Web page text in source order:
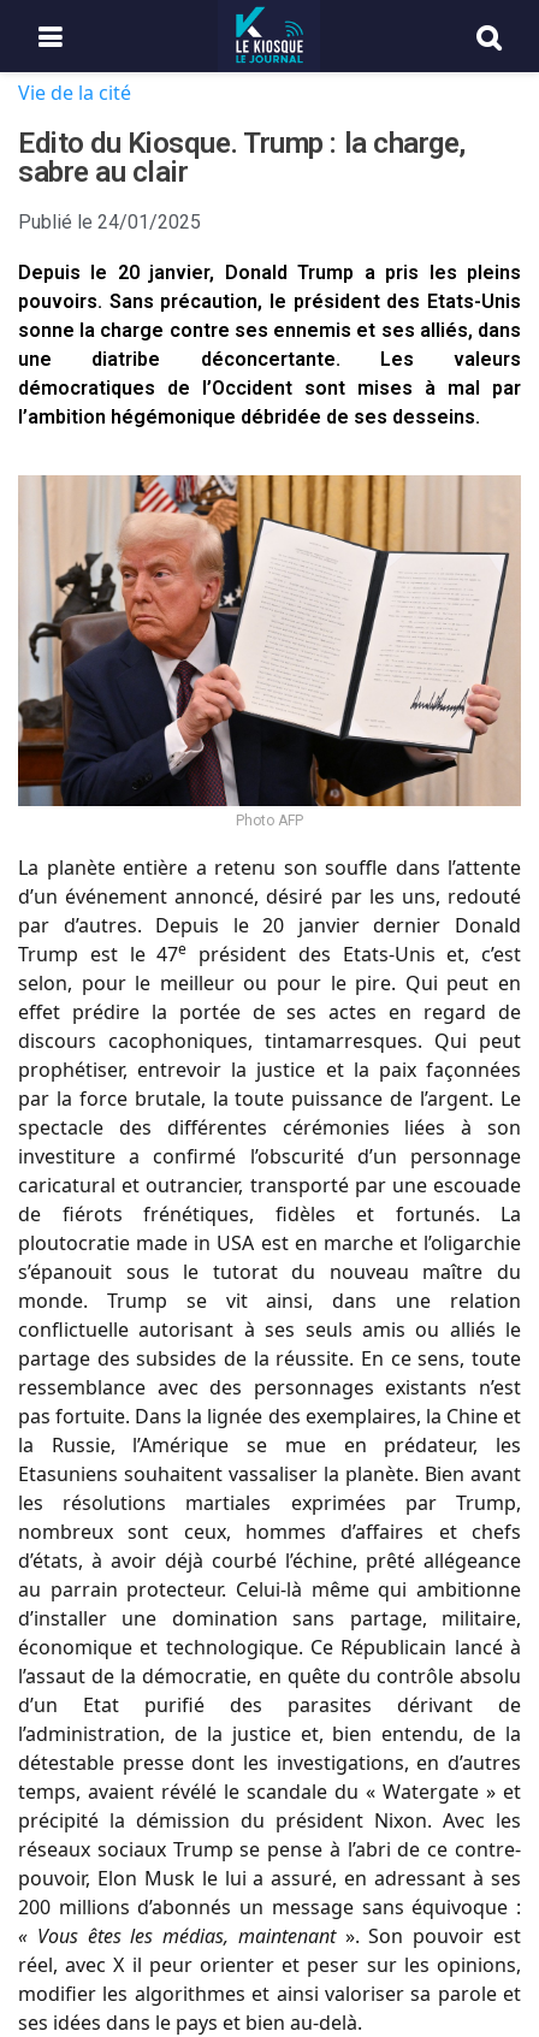
Vie de la cité
Edito du Kiosque. Trump : la charge,
sabre au clair
Publié le 24/01/2025
Depuis le 20 janvier, Donald Trump a pris les pleins
pouvoirs. Sans précaution, le président des Etats-Unis
sonne la charge contre ses ennemis et ses alliés, dans
une diatribe déconcertante. Les valeurs
démocratiques de l’Occident sont mises à mal par
l’ambition hégémonique débridée de ses desseins.
Photo AFP
La planète entière a retenu son souffle dans l’attente
d’un événement annoncé, désiré par les uns, redouté
par d’autres. Depuis le 20 janvier dernier Donald
Trump est le 47e
président des Etats-Unis et, c’est
selon, pour le meilleur ou pour le pire. Qui peut en
effet prédire la portée de ses actes en regard de
discours cacophoniques, tintamarresques. Qui peut
prophétiser, entrevoir la justice et la paix façonnées
par la force brutale, la toute puissance de l’argent. Le
spectacle des différentes cérémonies liées à son
investiture a confirmé l’obscurité d’un personnage
caricatural et outrancier, transporté par une escouade
de fiérots frénétiques, fidèles et fortunés. La
ploutocratie made in USA est en marche et l’oligarchie
s’épanouit sous le tutorat du nouveau maître du
monde. Trump se vit ainsi, dans une relation
conflictuelle autorisant à ses seuls amis ou alliés le
partage des subsides de la réussite. En ce sens, toute
ressemblance avec des personnages existants n’est
pas fortuite. Dans la lignée des exemplaires, la Chine et
la Russie, l’Amérique se mue en prédateur, les
Etasuniens souhaitent vassaliser la planète. Bien avant
les résolutions martiales exprimées par Trump,
nombreux sont ceux, hommes d’affaires et chefs
d’états, à avoir déjà courbé l’échine, prêté allégeance
au parrain protecteur. Celui-là même qui ambitionne
d’installer une domination sans partage, militaire,
économique et technologique. Ce Républicain lancé à
l’assaut de la démocratie, en quête du contrôle absolu
d’un Etat purifié des parasites dérivant de
l’administration, de la justice et, bien entendu, de la
détestable presse dont les investigations, en d’autres
temps, avaient révélé le scandale du « Watergate » et
précipité la démission du président Nixon. Avec les
réseaux sociaux Trump se pense à l’abri de ce contre-
pouvoir, Elon Musk le lui a assuré, en adressant à ses
200 millions d’abonnés un message sans équivoque :
« Vous êtes les médias, maintenant». Son pouvoir est
réel, avec X il peur orienter et peser sur les opinions,
modifier les algorithmes et ainsi valoriser sa parole et
ses idées dans le pays et bien au-delà.